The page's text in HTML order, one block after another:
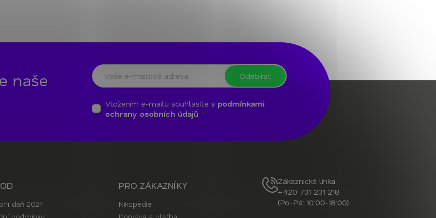
naše
Vložením e-mailu souhlasíte s podmínkami
ochrany osobních údajů
Odebírat
daň 2024
PRO ZÁKAZNÍKY
Nikopedie
Zákaznická linka
+420 731 231 218
(Po-Pá: 10:00-18:00)